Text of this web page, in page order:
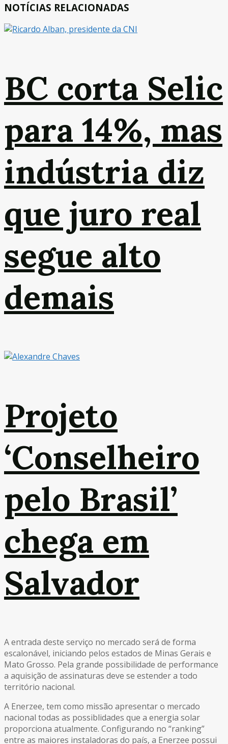
NOTÍCIAS RELACIONADAS
BC corta Selic
para 14%, mas
indústria diz
que juro real
segue alto
demais
Projeto
‘Conselheiro
pelo Brasil’
chega em
Salvador
A entrada deste serviço no mercado será de forma
escalonável, iniciando pelos estados de Minas Gerais e
Mato Grosso. Pela grande possibilidade de performance
a aquisição de assinaturas deve se estender a todo
território nacional.
A Enerzee, tem como missão apresentar o mercado
nacional todas as possiblidades que a energia solar
proporciona atualmente. Configurando no “ranking”
entre as maiores instaladoras do país, a Enerzee possui